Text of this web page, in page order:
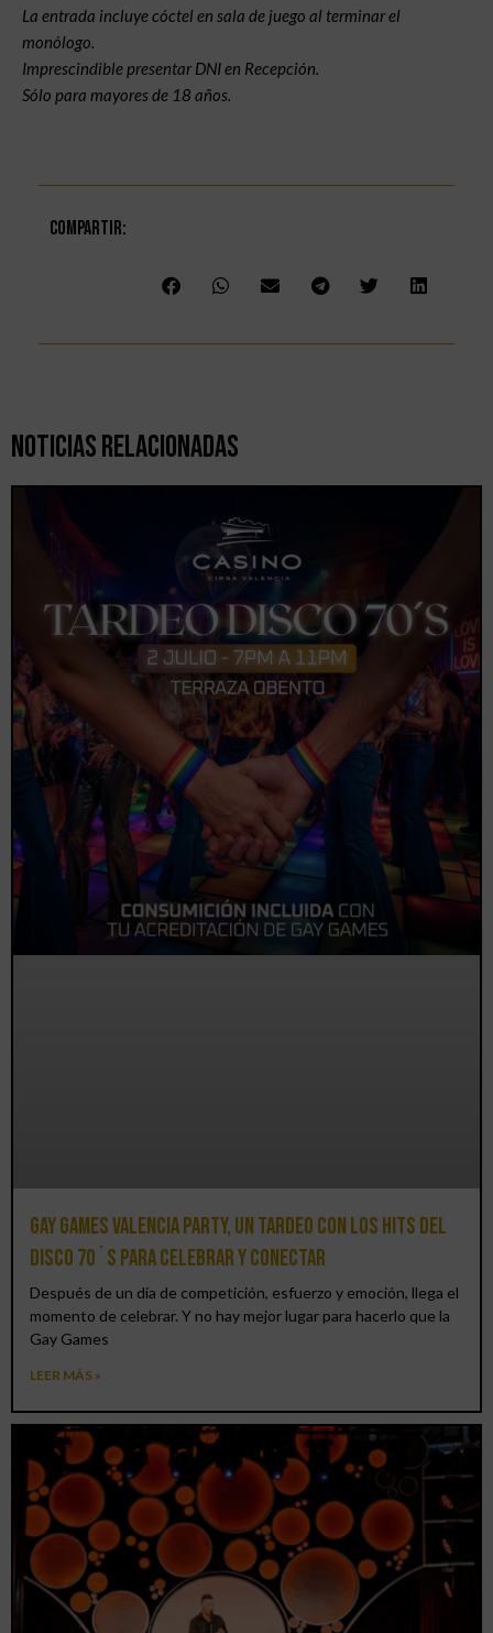
La entrada incluye cóctel en sala de juego al terminar el
monólogo.
Imprescindible presentar DNI en Recepción.
Sólo para mayores de 18 años.
Compartir:
Noticias Relacionadas
Gay Games Valencia Party, un tardeo con los hits del
DISCO 70´S para celebrar y conectar
Después de un día de competición, esfuerzo y emoción, llega el
momento de celebrar. Y no hay mejor lugar para hacerlo que la
Gay Games
LEER MÁS »